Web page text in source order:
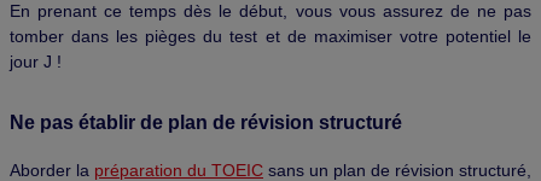
En prenant ce temps dès le début, vous vous assurez de ne pas
tomber dans les pièges du test et de maximiser votre potentiel le
jour J !
Ne pas établir de plan de révision structuré
Aborder la préparation du TOEIC sans un plan de révision structuré,